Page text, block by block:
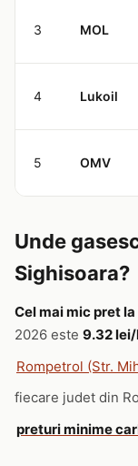
3 MOL
4 Lukoil
5 OMV
Unde
Sighisoara?
Cel mai mic pret
2026 este 9.32
Rompetrol (Str.
fiecare judet din
preturi minime